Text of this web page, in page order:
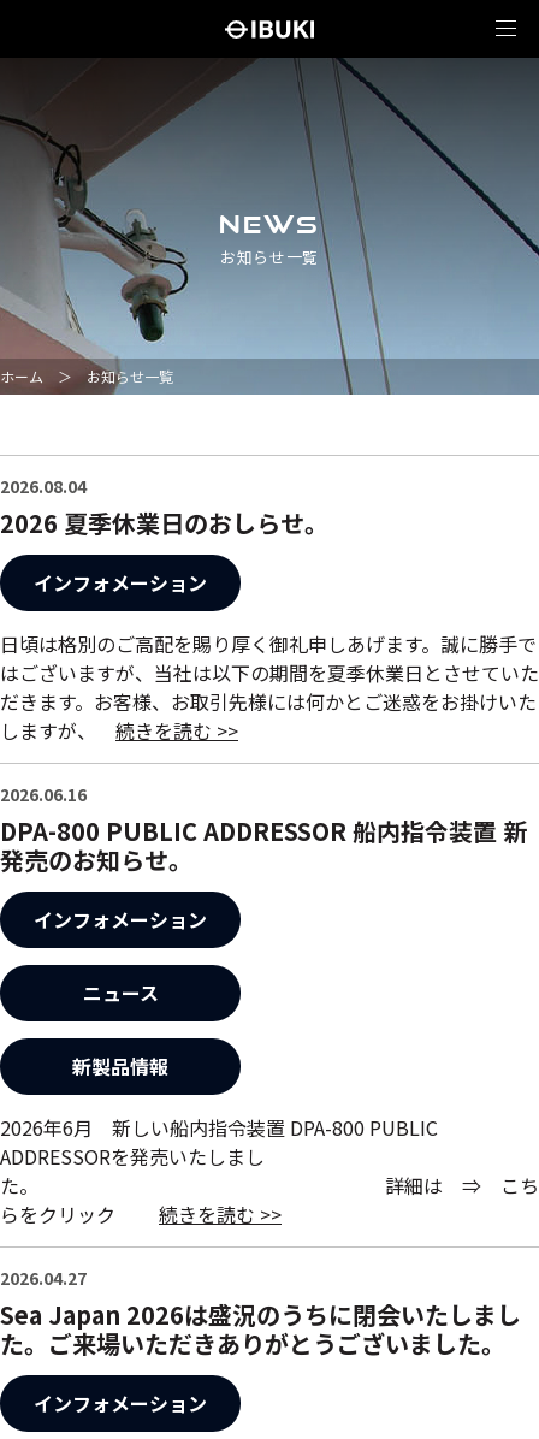
NEWS
お知らせ一覧
ホーム ＞ お知らせ一覧
2026.08.04
2026 夏季休業日のおしらせ。
インフォメーション
日頃は格別のご高配を賜り厚く御礼申しあげます。誠に勝手で
はございますが、当社は以下の期間を夏季休業日とさせていた
だきます。お客様、お取引先様には何かとご迷惑をお掛けいた
しますが、 続きを読む >>
2026.06.16
DPA-800 PUBLIC ADDRESSOR 船内指令装置 新
発売のお知らせ。
インフォメーション
ニュース
新製品情報
2026年6月 新しい船内指令装置 DPA-800 PUBLIC
ADDRESSORを発売いたしまし
た。 詳細は ⇒ こち
らをクリック 続きを読む >>
2026.04.27
Sea Japan 2026は盛況のうちに閉会いたしまし
た。ご来場いただきありがとうございました。
インフォメーション